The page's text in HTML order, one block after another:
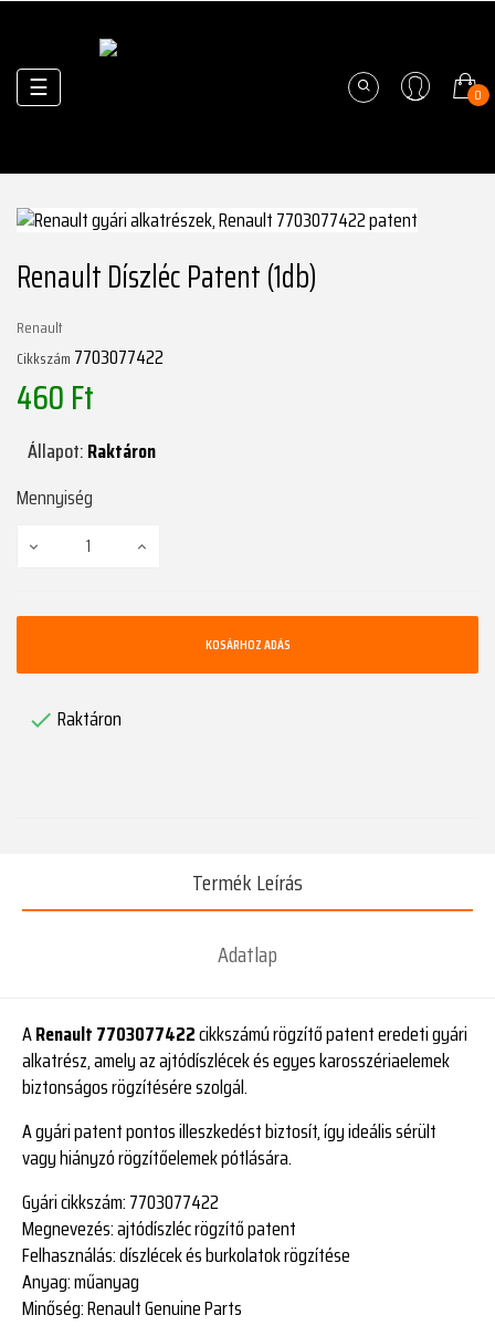
Váltás
a
☰ 0
Renault Díszléc Patent (1db)
Renault
Cikkszám 7703077422
460 Ft
Állapot:Raktáron
Mennyiség
KOSÁRHOZ ADÁS
 Raktáron
Termék Leírás
Adatlap
ARenault 7703077422cikkszámú rögzítő patent eredeti gyári
alkatrész, amely az ajtódíszlécek és egyes karosszériaelemek
biztonságos rögzítésére szolgál.
A gyári patent pontos illeszkedést biztosít, így ideális sérült
vagy hiányzó rögzítőelemek pótlására.
Gyári cikkszám:7703077422
Megnevezés:ajtódíszléc rögzítő patent
Felhasználás:díszlécek és burkolatok rögzítése
Anyag:műanyag
Minőség:Renault Genuine Parts